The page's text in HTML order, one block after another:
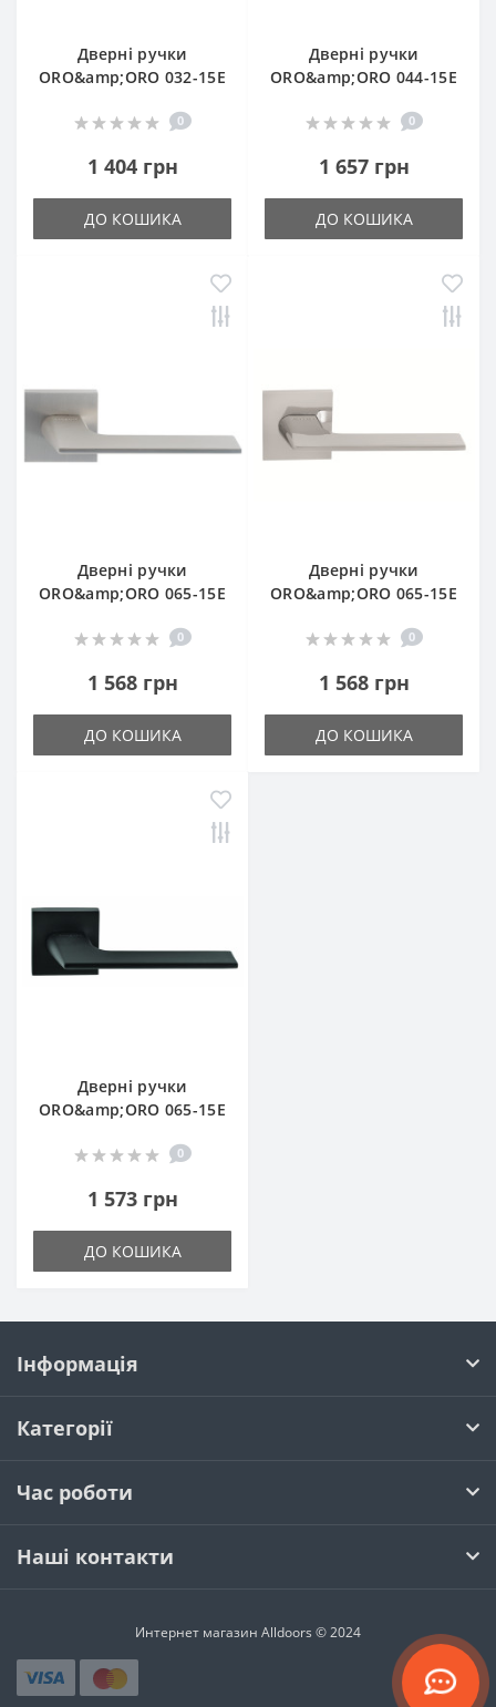
Дверні ручки
ORO&amp;ORO 032-15E
0
1 404 грн
ДО КОШИКА
Дверні ручки
ORO&amp;ORO 044-15E
0
1 657 грн
ДО КОШИКА
Дверні ручки
ORO&amp;ORO 065-15E
0
1 568 грн
ДО КОШИКА
Дверні ручки
ORO&amp;ORO 065-15E
0
1 568 грн
ДО КОШИКА
Дверні ручки
ORO&amp;ORO 065-15E
0
1 573 грн
ДО КОШИКА
Інформація
Категорії
Час роботи
Наші контакти
Интернет магазин Alldoors © 2024